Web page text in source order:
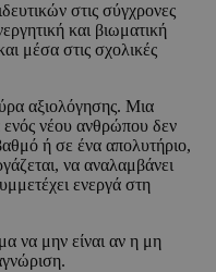
στις σύγχρονες
και βιωματική
μέσα στις σχολικές
αξιολόγησης. Μια
ενός νέου ανθρώπου δεν
ή σε ένα απολυτήριο,
να αναλαμβάνει
ενεργά στη
να μην είναι αν η μη